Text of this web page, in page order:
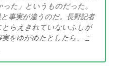
た」というものだった。
事実が違うのだ。長野記者
とらえきれていないふしが
実をゆがめたとしたら、こ